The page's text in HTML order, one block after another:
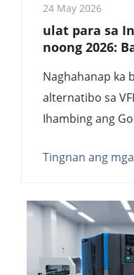
24 May 2026
ulat para sa
noong 2026:
Alternatibo
sa Source
Naghahanap ka
alternatibo sa
Ihambing ang
ekspertisya ng
ay nag-aalok ng
presyong
proyekto sa
Tingnan ang